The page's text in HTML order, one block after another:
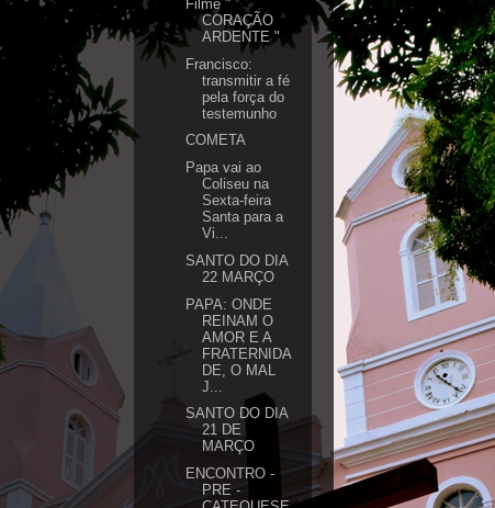
Filme "
CORAÇÃO
ARDENTE "
Francisco:
transmitir a fé
pela força do
testemunho
COMETA
Papa vai ao
Coliseu na
Sexta-feira
Santa para a
Vi...
SANTO DO DIA
22 MARÇO
PAPA: ONDE
REINAM O
AMOR E A
FRATERNIDA
DE, O MAL
J...
SANTO DO DIA
21 DE
MARÇO
ENCONTRO -
PRE -